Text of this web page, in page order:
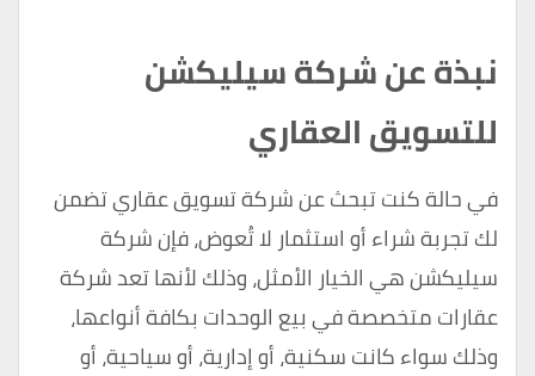
نبذة عن شركة سيليكشن
للتسويق العقاري
في حالة كنت تبحث عن شركة تسويق عقاري تضمن
لك تجربة شراء أو استثمار لا تُعوض، فإنشركة
سيليكشنهي الخيار الأمثل، وذلك لأنها تعد شركة
عقارات متخصصة في بيع الوحدات بكافة أنواعها،
وذلك سواء كانت سكنية، أو إدارية، أو سياحية، أو